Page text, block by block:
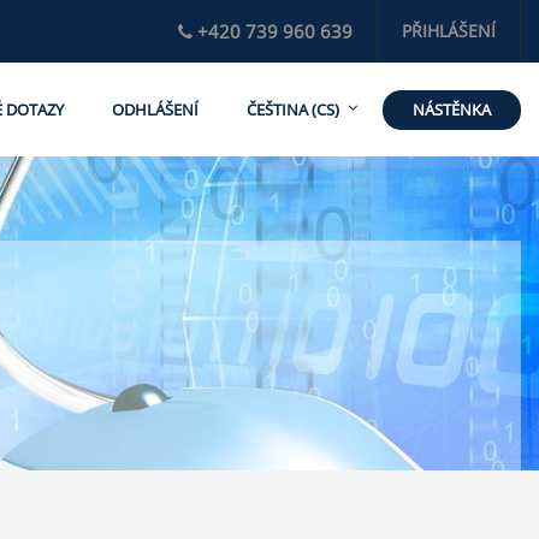
PŘIHLÁŠENÍ
+420 739 960 639
DOTAZY ODHLÁŠENÍ ČEŠTINA ‎(CS)‎ NÁSTĚNKA